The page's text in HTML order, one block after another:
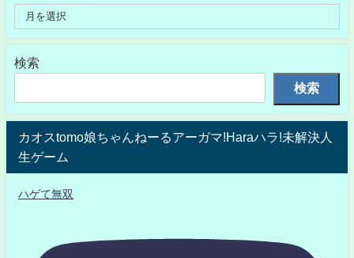
検索
検索
カオスtomo娘ちゃんねーるアーガマ!Haraハラ!未解決人
生ゲーム
ハゲて無双